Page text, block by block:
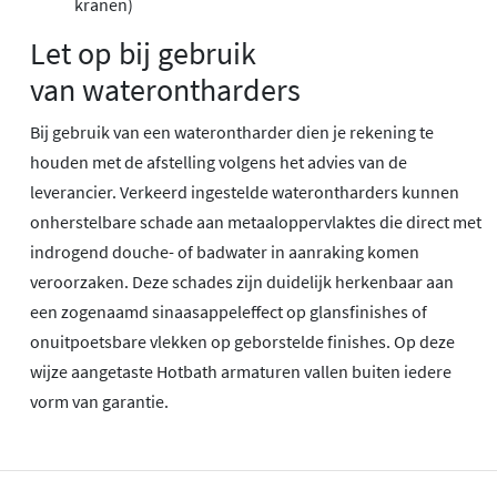
Let op bij gebruik
van waterontharders
Bij gebruik van een waterontharder dien je rekening te
houden met de afstelling volgens het advies van de
leverancier. Verkeerd ingestelde waterontharders kunnen
onherstelbare schade aan metaaloppervlaktes die direct met
indrogend douche- of badwater in aanraking komen
veroorzaken. Deze schades zijn duidelijk herkenbaar aan
een zogenaamd sinaasappeleffect op glansfinishes of
onuitpoetsbare vlekken op geborstelde finishes. Op deze
wijze aangetaste Hotbath armaturen vallen buiten iedere
vorm van garantie.